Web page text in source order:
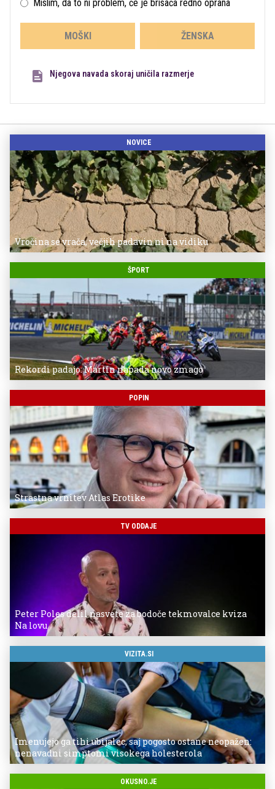
Mislim, da to ni problem, če je brisača redno oprana
MOŠKI ŽENSKA
Njegova navada skoraj uničila razmerje
NOVICE
Vročina se vrača, večjih padavin ni na vidiku
ŠPORT
Rekordi padajo: Martin napada novo zmago
POPIN
Strastna vrnitev Atlas Erotike
TV ODDAJE
Peter Poles delil nasvete za bodoče tekmovalce kviza
Na lovu
VIZITA.SI
Imenujejo ga tihi ubijalec, saj pogosto ostane neopažen:
nenavadni simptomi visokega holesterola
OKUSNO.JE